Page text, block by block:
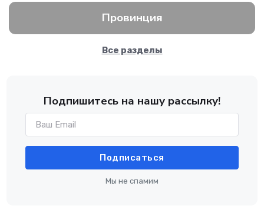
Провинция
Все разделы
Подпишитесь на нашу рассылку!
Подписаться
Мы не спамим